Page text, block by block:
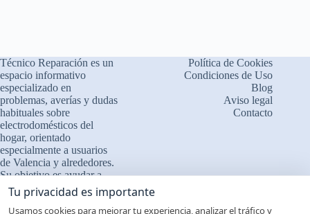
Técnico Reparación es un
espacio informativo
especializado en
problemas, averías y dudas
habituales sobre
electrodomésticos del
hogar, orientado
especialmente a usuarios
de Valencia y alrededores.
Su objetivo es ayudar a
comprender el
funcionamiento de los
Política de Cookies
Condiciones de Uso
Blog
Aviso legal
Contacto
Tu privacidad es importante
Usamos cookies para mejorar tu experiencia, analizar el tráfico y
Cuéntanos qué le ocurre
❓ Interpretamos errores y
fallos